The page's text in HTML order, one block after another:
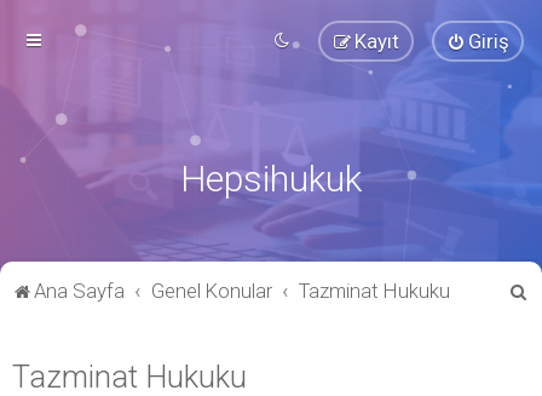
Giriş
Kayıt
Hepsihukuk
Ana Sayfa Genel Konular Tazminat Hukuku
Tazminat Hukuku